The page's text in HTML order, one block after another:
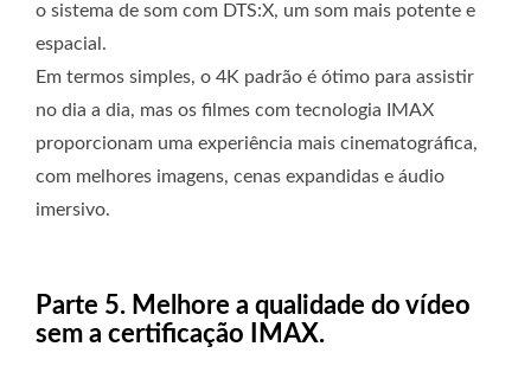
o sistema de som com DTS:X, um som mais potente e
espacial.
Em termos simples, o 4K padrão é ótimo para assistir
no dia a dia, mas os filmes com tecnologia IMAX
proporcionam uma experiência mais cinematográfica,
com melhores imagens, cenas expandidas e áudio
imersivo.
Parte 5. Melhore a qualidade do vídeo
sem a certificação IMAX.